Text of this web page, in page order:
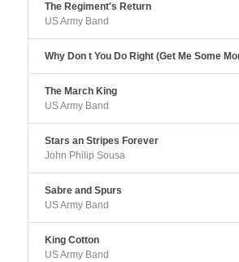
The Regiment's Return
US Army Band
Why Don t You Do Right (Get Me Some
The March King
US Army Band
Stars an Stripes Forever
John Philip Sousa
Sabre and Spurs
US Army Band
King Cotton
US Army Band